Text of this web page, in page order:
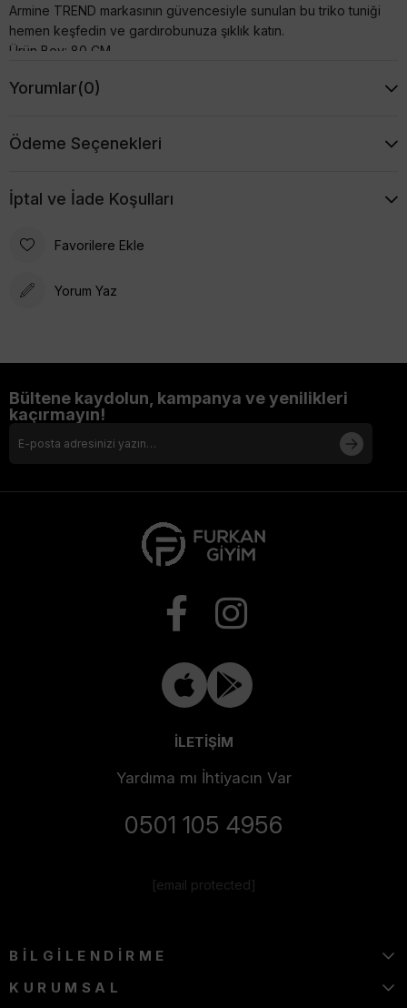
Armine TREND markasının güvencesiyle sunulan bu triko tuniği
hemen keşfedin ve gardırobunuza şıklık katın.
Ürün Boy: 80 CM
2 Beden Göğüs: 114 Cm Basen 118 Cm
Yorumlar(0)
Ödeme Seçenekleri
İptal ve İade Koşulları
Favorilere Ekle
Yorum Yaz
Bültene kaydolun, kampanya ve yenilikleri
kaçırmayın!
İLETİŞİM
Yardıma mı İhtiyacın Var
0501 105 4956
[email protected]
BİLGİLENDİRME
KURUMSAL